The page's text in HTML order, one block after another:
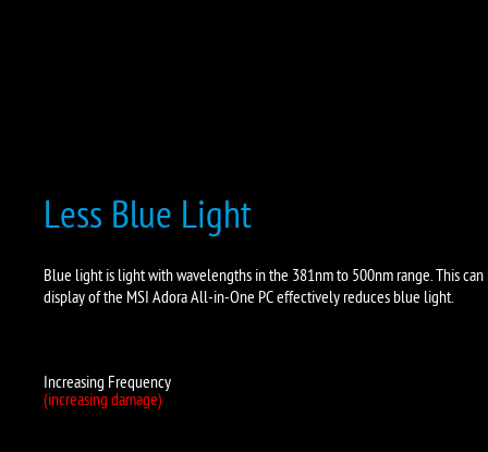
Less Blue Light
Blue light is light with wavelengths in the 381nm to 500nm range. This
display of the MSI Adora All-in-One PC effectively reduces blue light.
Increasing Frequency
(increasing damage)